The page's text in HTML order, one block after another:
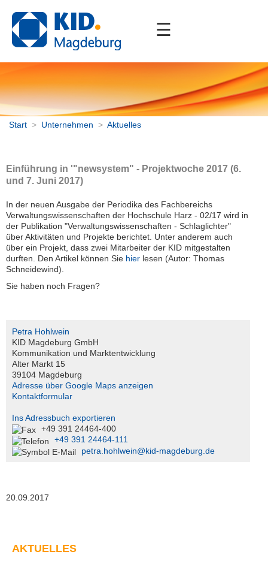
Start
Unternehmen
Aktuelles
Stellenangebote
Partner
Portfolio
Kontakt
Kundenzeitschrift
SERVER
Bereich
S
e
v
c
e
k
M
☰
Start > Unternehmen > Aktuelles
Einführung in '"newsystem" - Projektwoche 2017 (6.
und 7. Juni 2017)
In der neuen Ausgabe der Periodika des Fachbereichs
Verwaltungswissenschaften der Hochschule Harz - 02/17 wird in
der Publikation "Verwaltungswissenschaften - Schlaglichter"
über Aktivitäten und Projekte berichtet. Unter anderem auch
über ein Projekt, dass zwei Mitarbeiter der KID mitgestalten
durften. Den Artikel können Sie hier lesen (Autor: Thomas
Schneidewind).
Sie haben noch Fragen?
Petra Hohlwein
KID Magdeburg GmbH
Kommunikation und Marktentwicklung
Alter Markt 15
39104 Magdeburg
Adresse über Google Maps anzeigen
Kontaktformular
Ins Adressbuch exportieren
+49 391 24464-400
+49 391 24464-111
petra.hohlwein@kid-magdeburg.de
20.09.2017
AKTUELLES